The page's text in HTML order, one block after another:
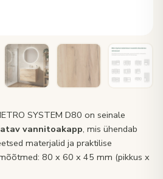
SYSTEM D80 on seinale
vannitoakapp, mis ühendab
materjalid ja praktilise
80 x 60 x 45 mm (pikkus x